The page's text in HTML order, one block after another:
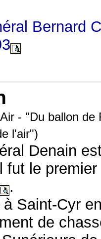
Bernard
- "Du ballon de
l'air")
Denain
fut le
.
à Saint-Cyr
de